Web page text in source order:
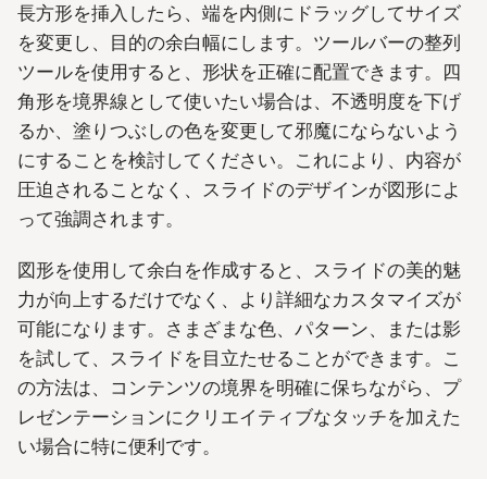
長方形を挿入したら、端を内側にドラッグしてサイズ
を変更し、目的の余白幅にします。ツールバーの整列
ツールを使用すると、形状を正確に配置できます。四
角形を境界線として使いたい場合は、不透明度を下げ
るか、塗りつぶしの色を変更して邪魔にならないよう
にすることを検討してください。これにより、内容が
圧迫されることなく、スライドのデザインが図形によ
って強調されます。
図形を使用して余白を作成すると、スライドの美的魅
力が向上するだけでなく、より詳細なカスタマイズが
可能になります。さまざまな色、パターン、または影
を試して、スライドを目立たせることができます。こ
の方法は、コンテンツの境界を明確に保ちながら、プ
レゼンテーションにクリエイティブなタッチを加えた
い場合に特に便利です。